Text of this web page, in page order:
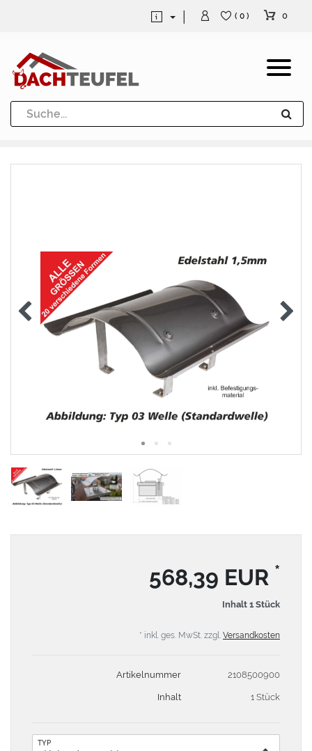
Dachrinne und Fallrohre
Werkzeuge und Löttechnik
( 0 ) 0
568,39 EUR *
Inhalt 1 Stück
* inkl. ges. MwSt. zzgl. Versandkosten
Artikelnummer 2108500900
Inhalt 1 Stück
TYP